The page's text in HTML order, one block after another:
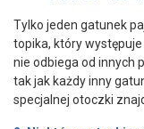
Tylko jeden gatunek
topika, który
nie odbiega od innych
tak jak każdy inny
specjalnej otoczki